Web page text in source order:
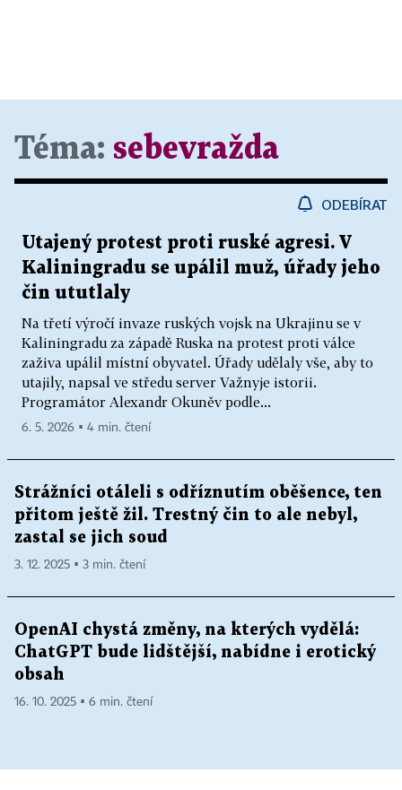
Téma: sebevražda
ODEBÍRAT
Utajený protest proti ruské agresi. V
Kaliningradu se upálil muž, úřady jeho
čin ututlaly
Na třetí výročí invaze ruských vojsk na Ukrajinu se v
Kaliningradu za západě Ruska na protest proti válce
zaživa upálil místní obyvatel. Úřady udělaly vše, aby to
utajily, napsal ve středu server Važnyje istorii.
Programátor Alexandr Okuněv podle...
6. 5. 2026 ▪ 4 min. čtení
Strážníci otáleli s odříznutím oběšence, ten
přitom ještě žil. Trestný čin to ale nebyl,
zastal se jich soud
3. 12. 2025 ▪ 3 min. čtení
OpenAI chystá změny, na kterých vydělá:
ChatGPT bude lidštější, nabídne i erotický
obsah
16. 10. 2025 ▪ 6 min. čtení